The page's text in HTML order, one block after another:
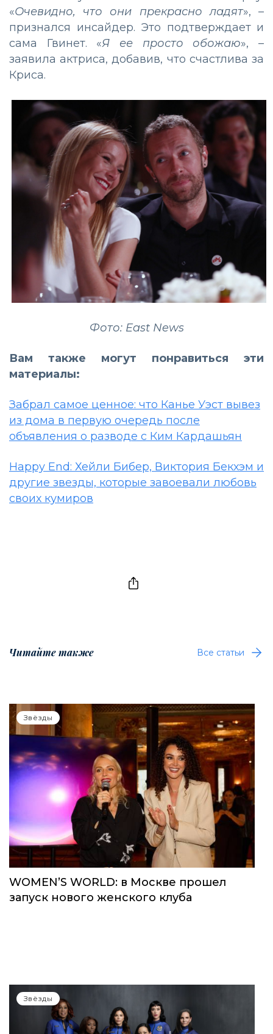
«Очевидно, что они прекрасно ладят», –
признался инсайдер. Это подтверждает и
сама Гвинет. «Я ее просто обожаю», –
заявила актриса, добавив, что счастлива за
Криса.
Фото: East News
Вам также могут понравиться эти
материалы:
Забрал самое ценное: что Канье Уэст вывез
из дома в первую очередь после
объявления о разводе с Ким Кардашьян
Happy End: Хейли Бибер, Виктория Бекхэм и
другие звезды, которые завоевали любовь
своих кумиров
Читайте также Все статьи
Звёзды